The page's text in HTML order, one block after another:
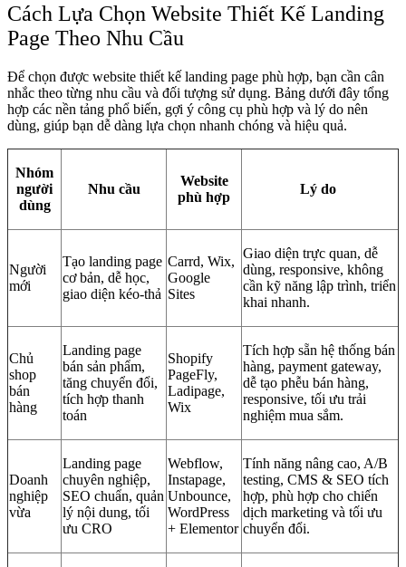
Cách Lựa Chọn Website Thiết Kế Landing
Page Theo Nhu Cầu
Để chọn được website thiết kế landing page phù hợp, bạn cần cân
nhắc theo từng nhu cầu và đối tượng sử dụng. Bảng dưới đây tổng
hợp các nền tảng phổ biến, gợi ý công cụ phù hợp và lý do nên
dùng, giúp bạn dễ dàng lựa chọn nhanh chóng và hiệu quả.
Nhóm
người
dùng
Nhu cầu
Website
phù hợp
Lý do
Người
mới
Tạo landing page
cơ bản, dễ học,
giao diện kéo-thả
Carrd, Wix,
Google
Sites
Giao diện trực quan, dễ
dùng, responsive, không
cần kỹ năng lập trình, triển
khai nhanh.
Chủ
shop
bán
hàng
Landing page
bán sản phẩm,
tăng chuyển đổi,
tích hợp thanh
toán
Shopify
PageFly,
Ladipage,
Wix
Tích hợp sẵn hệ thống bán
hàng, payment gateway,
dễ tạo phễu bán hàng,
responsive, tối ưu trải
nghiệm mua sắm.
Doanh
nghiệp
vừa
Landing page
chuyên nghiệp,
SEO chuẩn, quản
lý nội dung, tối
ưu CRO
Webflow,
Instapage,
Unbounce,
WordPress
+ Elementor
Tính năng nâng cao, A/B
testing, CMS & SEO tích
hợp, phù hợp cho chiến
dịch marketing và tối ưu
chuyển đổi.